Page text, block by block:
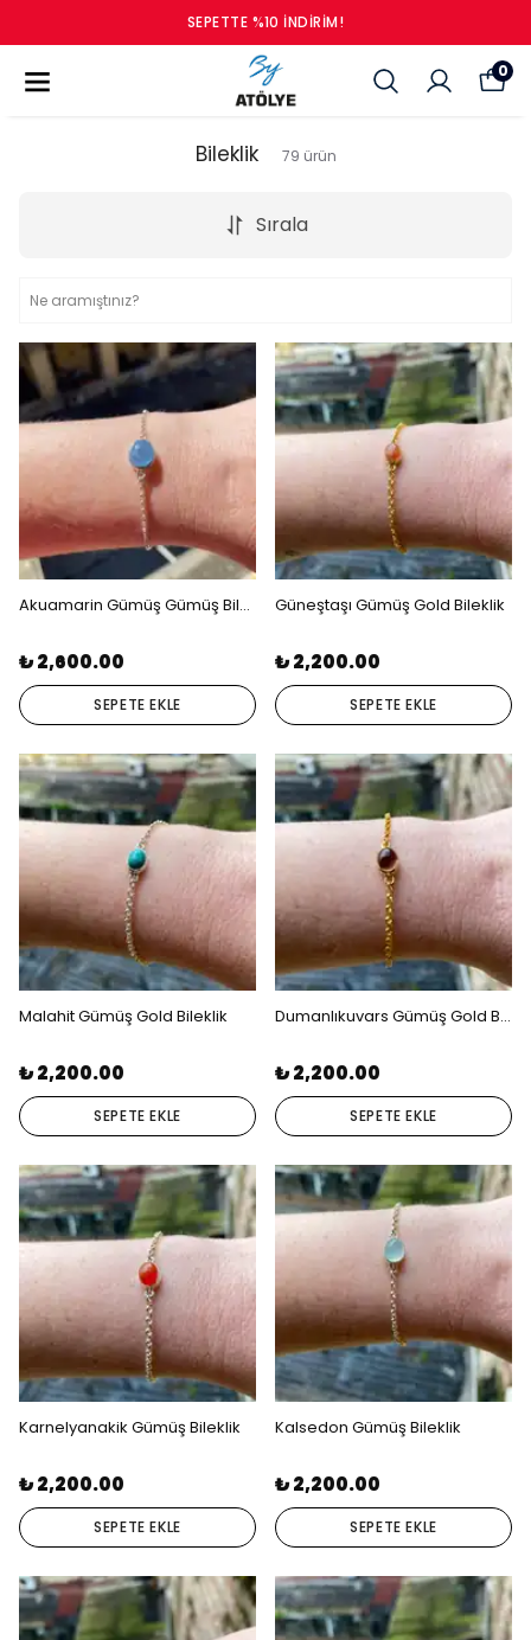
SEPETTE %10 İNDIRIM!
0
Bileklik 79 ürün
Sırala
Akuamarin Gümüş Gümüş Bileklik
₺ 2,600.00
SEPETE EKLE
Güneştaşı Gümüş Gold Bileklik
₺ 2,200.00
SEPETE EKLE
Malahit Gümüş Gold Bileklik
₺ 2,200.00
SEPETE EKLE
Dumanlıkuvars Gümüş Gold Bileklik
₺ 2,200.00
SEPETE EKLE
Karnelyanakik Gümüş Bileklik
₺ 2,200.00
SEPETE EKLE
Kalsedon Gümüş Bileklik
₺ 2,200.00
SEPETE EKLE